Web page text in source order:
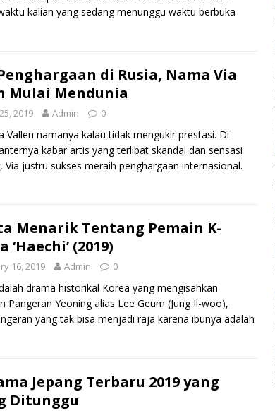
kalian yang sedang menunggu waktu berbuka
di Rusia, Nama Via
Mulai Mendunia
2019 Admin 0
Vallen namanya kalau tidak mengukir prestasi. Di
kabar artis yang terlibat skandal dan sensasi
Via justru sukses meraih penghargaan internasional.
Menarik Tentang Pemain K-
‘Haechi’ (2019)
16, 2019 Admin 0
drama historikal Korea yang mengisahkan
Pangeran Yeoning alias Lee Geum (Jung Il-woo),
yang tak bisa menjadi raja karena ibunya adalah
Jepang Terbaru 2019 yang
Ditunggu